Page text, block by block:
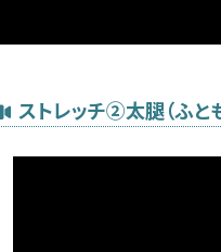
ストレッチ②太腿（ふと